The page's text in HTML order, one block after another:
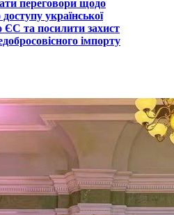
переговори щодо
української
ЄС та посилити захист
імпорту